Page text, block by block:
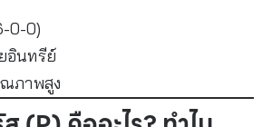
0-0)
อินทรีย์
ภาพสูง